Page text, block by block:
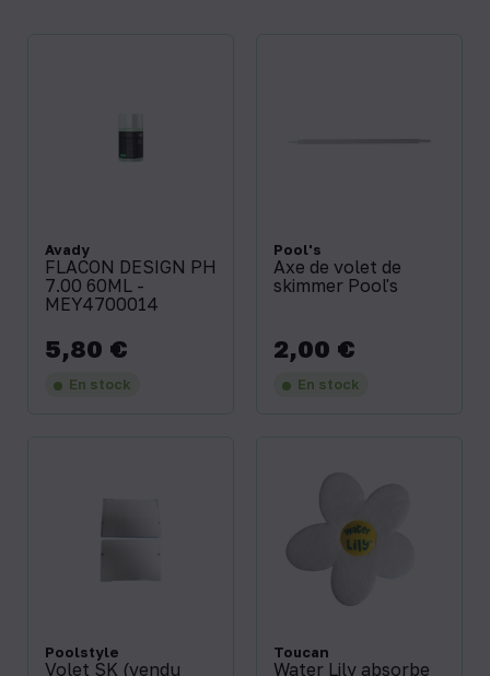
Avady
FLACON DESIGN PH
7.00 60ML -
MEY4700014
Prix
5,80 €
En stock
Pool's
Axe de volet de
skimmer Pool's
Prix
2,00 €
En stock
Poolstyle
Volet SK (vendu
Toucan
Water Lily absorbe